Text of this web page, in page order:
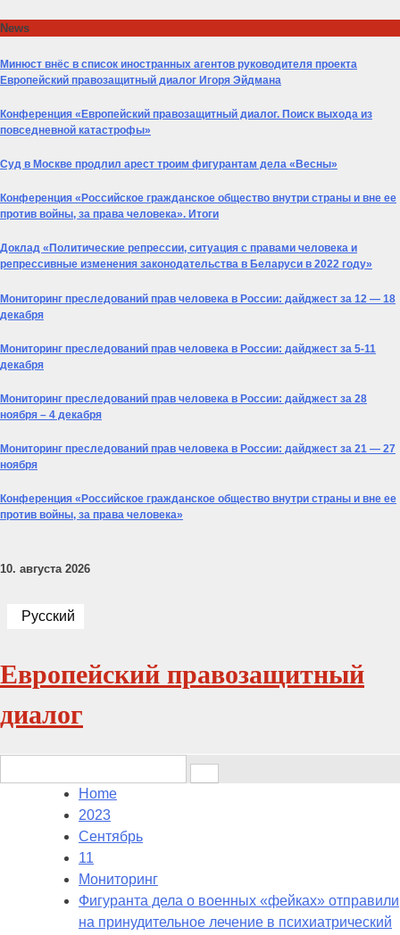
to
News
Минюст внёс в список иностранных агентов руководителя проекта
Европейский правозащитный диалог Игоря Эйдмана
Конференция «Европейский правозащитный диалог. Поиск выхода из
повседневной катастрофы»
Суд в Москве продлил арест троим фигурантам дела «Весны»
Конференция «Российское гражданское общество внутри страны и вне ее
против войны, за права человека». Итоги
Доклад «Политические репрессии, ситуация с правами человека и
репрессивные изменения законодательства в Беларуси в 2022 году»
Мониторинг преследований прав человека в России: дайджест за 12 — 18
декабря
Мониторинг преследований прав человека в России: дайджест за 5-11
декабря
Мониторинг преследований прав человека в России: дайджест за 28
ноября – 4 декабря
Мониторинг преследований прав человека в России: дайджест за 21 — 27
ноября
Конференция «Российское гражданское общество внутри страны и вне ее
против войны, за права человека»
10. августа 2026
Русский
Европейский правозащитный
диалог
for:
Home
2023
Сентябрь
11
Мониторинг
Фигуранта дела о военных «фейках» отправили
на принудительное лечение в психиатрический